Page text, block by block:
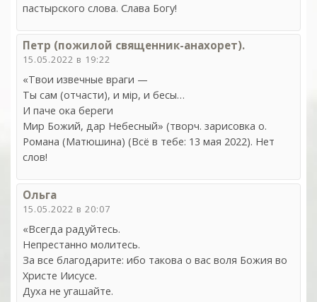
пастырского слова. Слава Богу!
Петр (пожилой священник-анахорет).
15.05.2022 в 19:22
«Твои извечные враги —
Ты сам (отчасти), и мiр, и бесы…
И паче ока береги
Мир Божий, дар Небесный» (творч. зарисовка о.
Романа (Матюшина) (Всё в тебе: 13 мая 2022). Нет
слов!
Ольга
15.05.2022 в 20:07
«Всегда радуйтесь.
Непрестанно молитесь.
За все благодарите: ибо такова о вас воля Божия во
Христе Иисусе.
Духа не угашайте.